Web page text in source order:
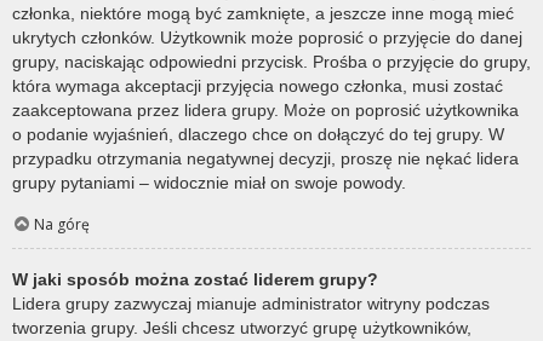
członka, niektóre mogą być zamknięte, a jeszcze inne mogą mieć
ukrytych członków. Użytkownik może poprosić o przyjęcie do danej
grupy, naciskając odpowiedni przycisk. Prośba o przyjęcie do grupy,
która wymaga akceptacji przyjęcia nowego członka, musi zostać
zaakceptowana przez lidera grupy. Może on poprosić użytkownika
o podanie wyjaśnień, dlaczego chce on dołączyć do tej grupy. W
przypadku otrzymania negatywnej decyzji, proszę nie nękać lidera
grupy pytaniami – widocznie miał on swoje powody.
Na górę
W jaki sposób można zostać liderem grupy?
Lidera grupy zazwyczaj mianuje administrator witryny podczas
tworzenia grupy. Jeśli chcesz utworzyć grupę użytkowników,